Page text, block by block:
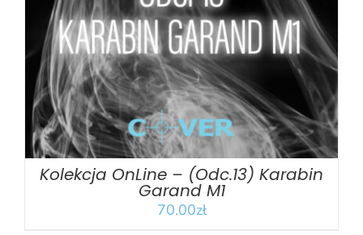
DODAJ DO KOSZYKA SZCZEGÓŁY
Kolekcja OnLine – (Odc.13) Karabin
Garand M1
70.00zł